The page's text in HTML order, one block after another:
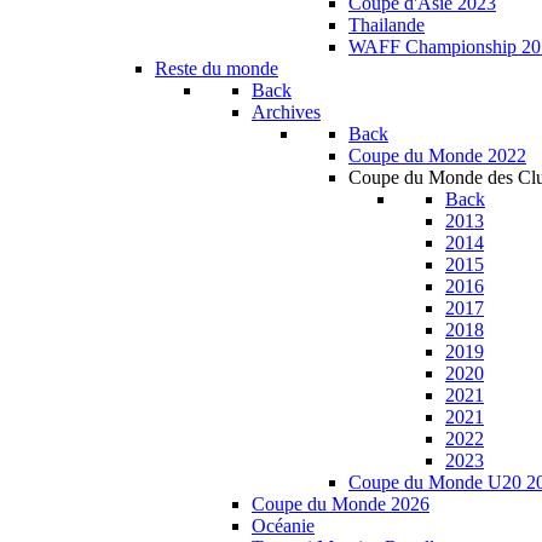
Thailande
WAFF Championship
Reste du monde
Back
Archives
Back
Coupe du Monde 2022
Coupe du Monde des
Back
2013
2014
2015
2016
2017
2018
2019
2020
2021
2021
2022
2023
Coupe du Monde U20
Coupe du Monde 2026
Océanie